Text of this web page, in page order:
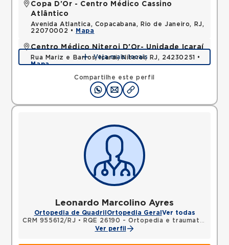
Compartilhe este perfil
Copa D'Or - Centro Médico Cassino
Atlântico
Avenida Atlantica, Copacabana, Rio de Janeiro, RJ,
22070002 •
Mapa
Centro Médico Niteroi D'Or- Unidade Icaraí
Rua Mariz e Barros, Icarai, Niteroi, RJ, 24230251 •
Mapa
Veja mais locais
Leonardo Marcolino Ayres
Ortopedia de Quadril Ortopedia Geral Ver todas
CRM 955612/RJ •
RQE 26190 - Ortopedia e traumatologia
Ver perfil